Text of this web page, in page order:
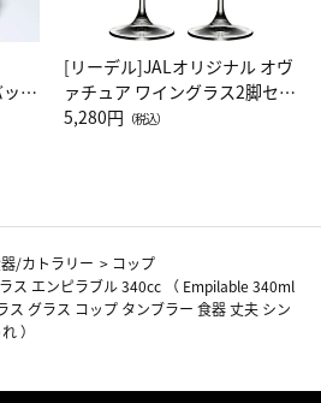
グ
ス
[リーデル]JALオリジナル オヴ
ァチュア ワイングラス2脚セッ
ト（レッドワイン）
5,280円 （税込）
/カトラリー > コップ
ス エンピラブル 340cc （ Empilable 340ml
ス グラス コップ タンブラー 食器 丈夫 シン
）